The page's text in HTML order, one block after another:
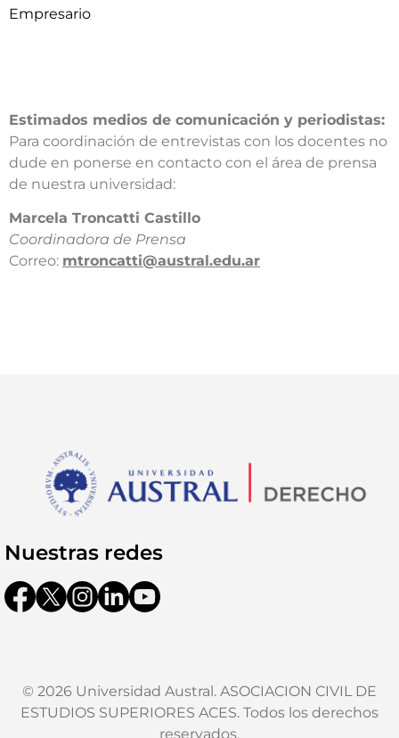
Empresario
Estimados medios de comunicación y periodistas:
Para coordinación de entrevistas con los docentes no
dude en ponerse en contacto con el área de prensa
de nuestra universidad:​
​Marcela Troncatti Castillo​
Coordinadora de Prensa​
Correo: mtroncatti@austral.edu.ar​
Nuestras redes
© 2026 Universidad Austral. ASOCIACION CIVIL DE
ESTUDIOS SUPERIORES ACES. Todos los derechos
reservados.